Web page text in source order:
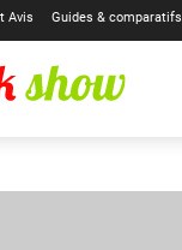
Avis Guides & comparatifs